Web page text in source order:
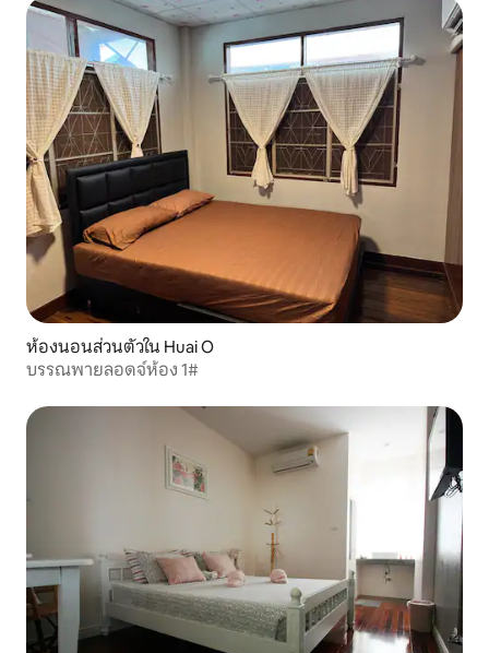
ห้องนอนส่วนตัวใน Huai O
บรรณพายลอดจ์ห้อง 1#